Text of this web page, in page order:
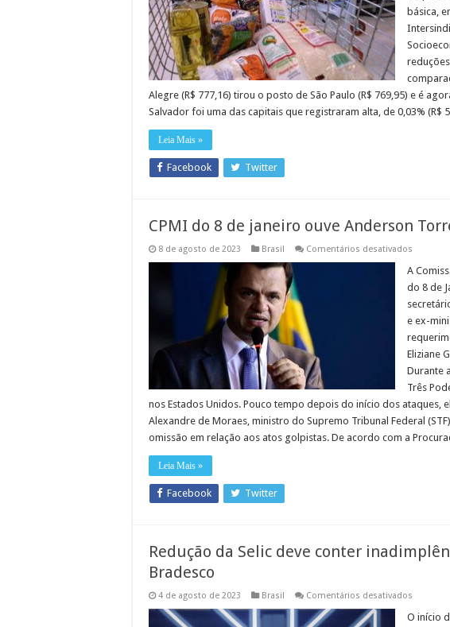
mais
vez
básica,
Alegre (R$ 777,16) tirou o posto de São Paulo (R$ 769,95) e é
Salvador foi uma das capitais que registraram alta, de 0,03% (R$
Leia Mais »
Facebook Twitter
CPMI do 8 de janeiro ouve Anderson
8 de agosto de 2023 Brasil Comentários desativados
do
de
janeiro
ouve
nesta
terça-
(8)
A
do 8 de
e ex-
Eliziane
Durante
Três
nos Estados Unidos. Pouco tempo depois do início dos ataques,
Alexandre de Moraes, ministro do Supremo Tribunal Federal
omissão em relação aos atos golpistas. De acordo com a
Leia Mais »
Facebook Twitter
Redução da Selic deve conter
Bradesco
4 de agosto de 2023 Brasil Comentários desativados
da
O início